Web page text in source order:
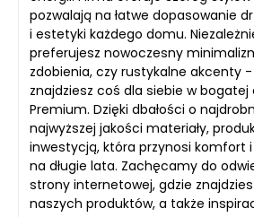
pozwalają na łatwe dopasowanie
i estetyki każdego domu.
preferujesz nowoczesny
zdobienia, czy rustykalne akcenty
znajdziesz coś dla siebie w bogatej
Premium. Dzięki dbałości o
najwyższej jakości materiały,
inwestycją, która przynosi komfort
na długie lata. Zachęcamy do
strony internetowej, gdzie
naszych produktów, a także